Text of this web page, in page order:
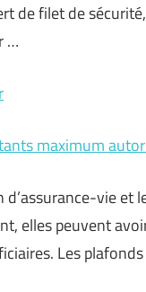
de filet de
…
maximum
vie
elles peuvent
Les